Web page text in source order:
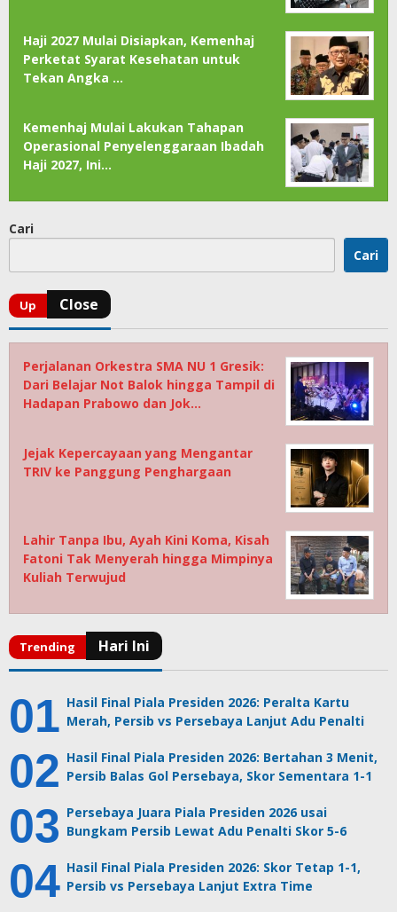
Haji 2027 Mulai Disiapkan, Kemenhaj
Perketat Syarat Kesehatan untuk
Tekan Angka …
Kemenhaj Mulai Lakukan Tahapan
Operasional Penyelenggaraan Ibadah
Haji 2027, Ini…
Cari
Cari
Perjalanan Orkestra SMA NU 1 Gresik:
Dari Belajar Not Balok hingga Tampil di
Hadapan Prabowo dan Jok…
Jejak Kepercayaan yang Mengantar
TRIV ke Panggung Penghargaan
Lahir Tanpa Ibu, Ayah Kini Koma, Kisah
Fatoni Tak Menyerah hingga Mimpinya
Kuliah Terwujud
Hasil Final Piala Presiden 2026: Peralta Kartu
Merah, Persib vs Persebaya Lanjut Adu Penalti
Hasil Final Piala Presiden 2026: Bertahan 3 Menit,
Persib Balas Gol Persebaya, Skor Sementara 1-1
Persebaya Juara Piala Presiden 2026 usai
Bungkam Persib Lewat Adu Penalti Skor 5-6
Hasil Final Piala Presiden 2026: Skor Tetap 1-1,
Persib vs Persebaya Lanjut Extra Time